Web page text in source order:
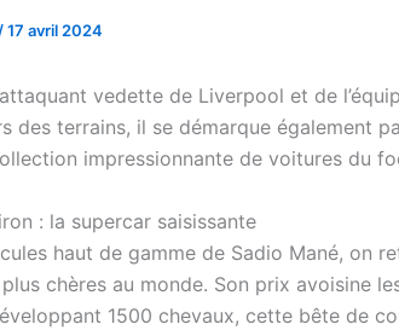
17 avril 2024
vedette de Liverpool et de
des terrains, il se démarque également
impressionnante de voitures du
: la supercar saisissante
haut de gamme de Sadio Mané, on
chères au monde. Son prix avoisine
1500 chevaux, cette bête de